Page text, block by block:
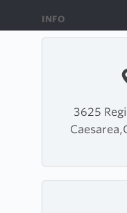
INFO
3625